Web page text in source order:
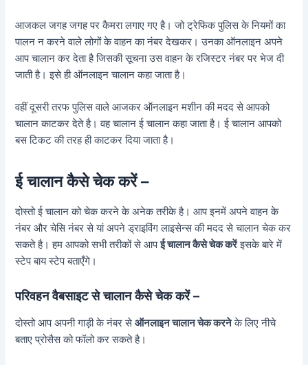
आजकल जगह जगह पर कैमरा लगाए गए है। जो ट्रेफिक पुलिस के नियमों का
पालन न करने वाले लोगों के वाहन का नंबर देखकर। उनका ऑनलाइन अपने
आप चालान कर देता है जिसकी सूचना उस वाहन के रजिस्टर नंबर पर भेज दी
जाती है। इसे ही ऑनलाइन चालान कहा जाता है।
वहीं दूसरी तरफ पुलिस वाले आजकर ऑनलाइन मशीन की मदद से आपको
चालान काटकर देते है। वह चालान ई चालान कहा जाता है। ई चालान आपको
बस टिकट की तरह ही काटकर दिया जाता है।
ई चालान कैसे चेक करें –
दोस्तो ई चालान को चेक करने के अनेक तरीके है। आप इनमें अपने वाहन के
नंबर और चेसि नंबर से यां अपने ड्राइविंग लाइसेन्स की मदद से चालान चेक कर
सकते है। हम आपको सभी तरीकों से आपई चालान कैसे चेक करेंइसके बारे में
स्टेप बाय स्टेप बताएँगे।
परिवहन वैबसाइट से चालान कैसे चेक करें –
दोस्तो आप अपनी गाड़ी के नंबर सेऑनलाइन चालान चेक करनेके लिए नीचे
बताए प्रोसैस को फॉलो कर सकते है।